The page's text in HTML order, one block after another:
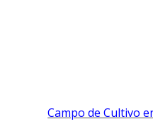
Campo de Cultivo